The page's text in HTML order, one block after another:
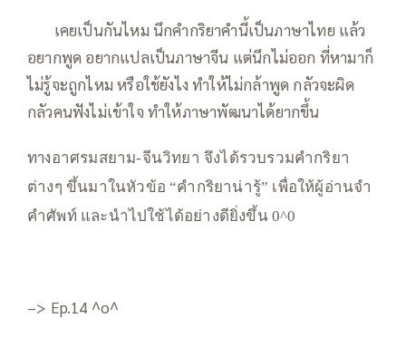
เคยเป็นกันไหม นึกคำกริยาคำนี้เป็นภาษาไทย แล้ว
อยากพูด อยากแปลเป็นภาษาจีน แต่นึกไม่ออก ที่หามาก็
ไม่รู้จะถูกไหม หรือใช้ยังไง ทำให้ไม่กล้าพูด กลัวจะผิด
กลัวคนฟังไม่เข้าใจ ทำให้ภาษาพัฒนาได้ยากขึ้น
ทางอาศรมสยาม-จีนวิทยา จึงได้รวบรวมคำกริยา
ต่างๆ ขึ้นมาในหัวข้อ “คำกริยาน่ารู้” เพื่อให้ผู้อ่านจำ
คำศัพท์ และนำไปใช้ได้อย่างดียิ่งขึ้น 0^0
–> Ep.14 ^o^